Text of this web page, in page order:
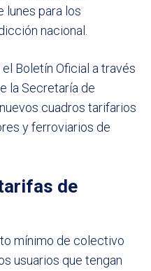
lunes para los
nacional.
Boletín Oficial a través
la Secretaría de
cuadros tarifarios
y ferroviarios de
de
mínimo de colectivo
usuarios que tengan